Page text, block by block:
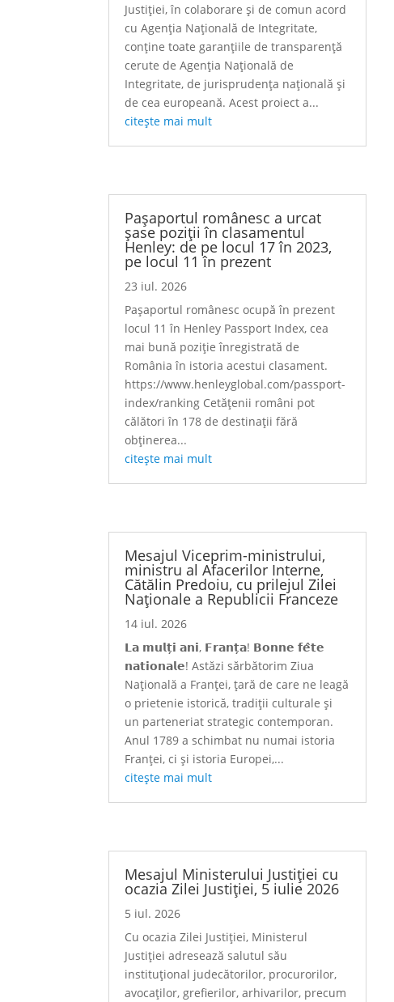
Justiției, în colaborare și de comun acord
cu Agenția Națională de Integritate,
conține toate garanțiile de transparență
cerute de Agenția Națională de
Integritate, de jurisprudența națională și
de cea europeană. Acest proiect a...
citește mai mult
Pașaportul românesc a urcat
șase poziții în clasamentul
Henley: de pe locul 17 în 2023,
pe locul 11 în prezent
23 iul. 2026
Pașaportul românesc ocupă în prezent
locul 11 în Henley Passport Index, cea
mai bună poziție înregistrată de
România în istoria acestui clasament.
https://www.henleyglobal.com/passport-
index/ranking Cetățenii români pot
călători în 178 de destinații fără
obținerea...
citește mai mult
Mesajul Viceprim-ministrului,
ministru al Afacerilor Interne,
Cătălin Predoiu, cu prilejul Zilei
Naționale a Republicii Franceze
14 iul. 2026
𝗟𝗮 𝗺𝘂𝗹𝘁̦𝗶 𝗮𝗻𝗶, 𝗙𝗿𝗮𝗻𝘁̦𝗮! 𝗕𝗼𝗻𝗻𝗲 𝗳𝗲̂𝘁𝗲
𝗻𝗮𝘁𝗶𝗼𝗻𝗮𝗹𝗲! Astăzi sărbătorim Ziua
Națională a Franței, țară de care ne leagă
o prietenie istorică, tradiții culturale și
un parteneriat strategic contemporan.
Anul 1789 a schimbat nu numai istoria
Franței, ci și istoria Europei,...
citește mai mult
Mesajul Ministerului Justiției cu
ocazia Zilei Justiției, 5 iulie 2026
5 iul. 2026
Cu ocazia Zilei Justiției, Ministerul
Justiției adresează salutul său
instituțional judecătorilor, procurorilor,
avocaților, grefierilor, arhivarilor, precum